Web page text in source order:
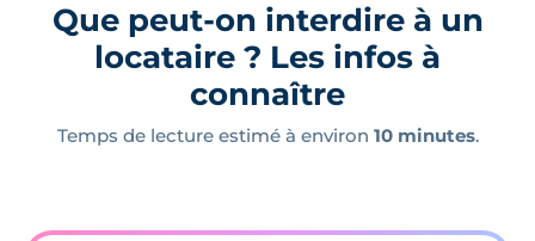
Que peut-on interdire à un
locataire ? Les infos à
connaître
Temps de lecture estimé à environ 10 minutes.